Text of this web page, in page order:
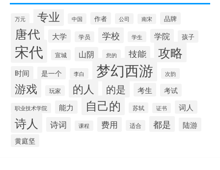
万元 专业 中国 作者 公司 南宋 品牌
唐代 大学 学员 学校 学生 学院 孩子
宋代 宣城 山阴 您的 技能 攻略
时间 是一个 李白 梦幻西游 次韵
游戏 玩家 的人 的是 考生 考试
职业技术学院 能力 自己的 苏轼 证书 词人
诗人 诗词 课程 费用 适合 都是 陆游
黄庭坚